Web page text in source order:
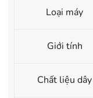
Loại máy
Giới tính
Chất liệu dây